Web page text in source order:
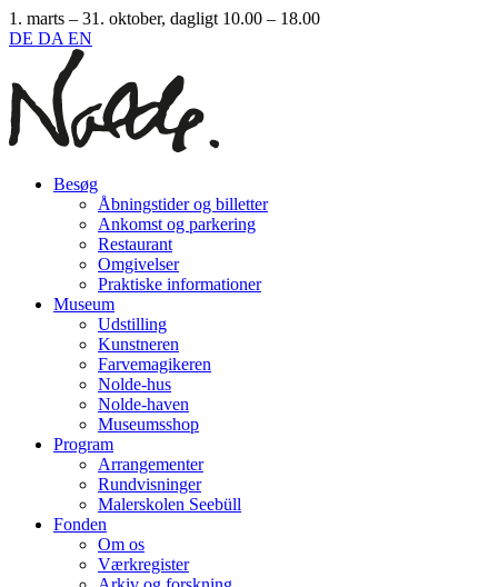
1. marts – 31. oktober, dagligt 10.00 – 18.00
DE DA EN
Besøg
Åbningstider og billetter
Ankomst og parkering
Restaurant
Omgivelser
Praktiske informationer
Museum
Udstilling
Kunstneren
Farvemagikeren
Nolde-hus
Nolde-haven
Museumsshop
Program
Arrangementer
Rundvisninger
Malerskolen Seebüll
Fonden
Om os
Værkregister